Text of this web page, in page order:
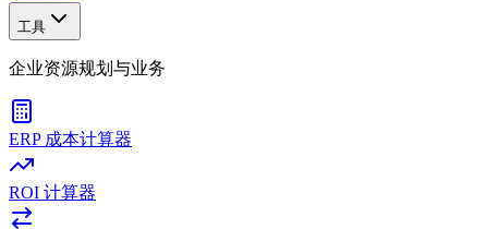
工具
企业资源规划与业务
ERP 成本计算器
ROI 计算器